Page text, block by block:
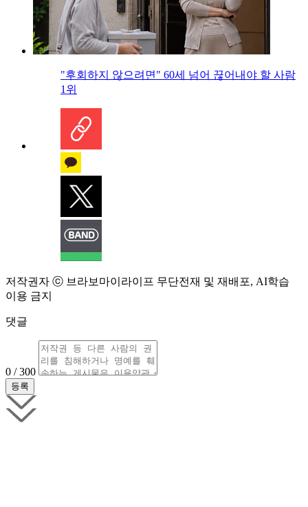
"후회하지 않으려면" 60세 넘어 끊어내야 할 사람
1위
저작권자 ⓒ 브라보마이라이프 무단전재 및 재배포, AI학습
이용 금지
댓글
0 / 300